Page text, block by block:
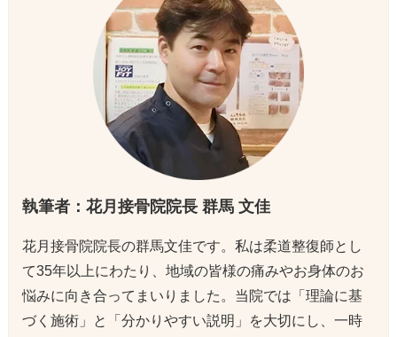
執筆者：花月接骨院院長 群馬 文佳
花月接骨院院長の群馬文佳です。私は柔道整復師とし
て35年以上にわたり、地域の皆様の痛みやお身体のお
悩みに向き合ってまいりました。当院では「理論に基
づく施術」と「分かりやすい説明」を大切にし、一時